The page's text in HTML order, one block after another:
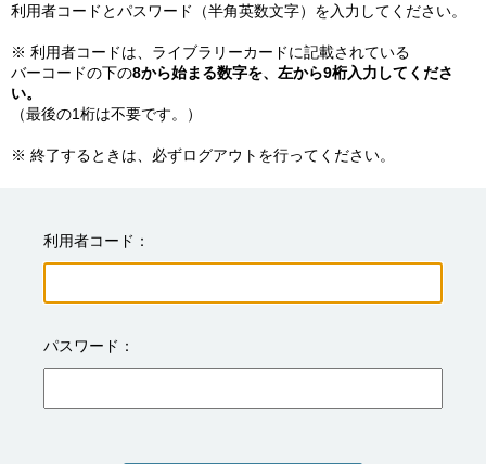
利用者コードとパスワード（半角英数文字）を入力してください。
※ 利用者コードは、ライブラリーカードに記載されている
バーコードの下の8から始まる数字を、左から9桁入力してくださ
い。
（最後の1桁は不要です。）
※ 終了するときは、必ずログアウトを行ってください。
利用者コード
パスワード